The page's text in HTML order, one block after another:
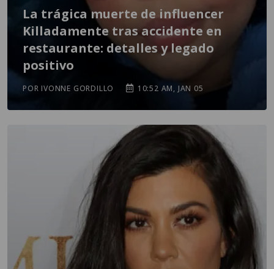
La trágica muerte de influencer
Killadamente tras accidente en
restaurante: detalles y legado
positivo
POR IVONNE GORDILLO 10:52 AM, JAN 05